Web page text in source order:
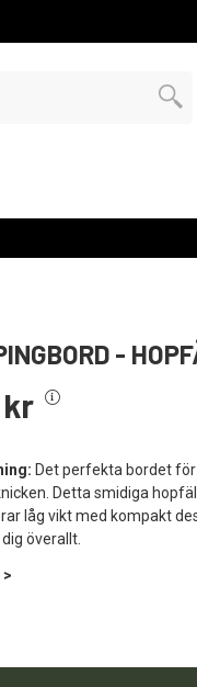
-
Det perfekta bordet
Detta smidiga
låg vikt med kompakt
överallt.